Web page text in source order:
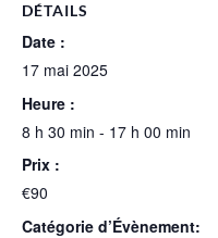
DÉTAILS
Date :
17 mai 2025
Heure :
8 h 30 min - 17 h 00 min
Prix :
€90
Catégorie d’Évènement: